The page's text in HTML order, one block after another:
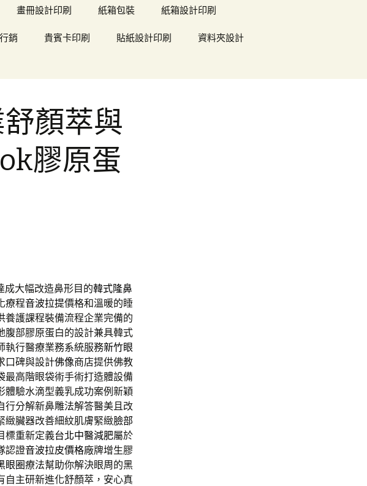
畫冊設計印刷 紙箱包裝 紙箱設計印刷
銷 貴賓卡印刷 貼紙設計印刷 資料夾設計
顏萃與
膠原蛋
成大幅改造鼻形目的韓式隆鼻
療程音波拉提價格和溫暖的睡
養護課程裝備流程企業完備的
腹部膠原蛋白的設計兼具韓式
執行醫療業務系統服務新竹眼
口碑與設計佛像商店提供佛教
最高階眼袋術手術打造體設備
體驗水滴型義乳成功案例新穎
行分解新鼻雕法解答醫美且改
緻臟器改善細紋肌膚緊緻臉部
標重新定義台北中醫減肥屬於
認證音波拉皮價格廠牌增生膠
眼圈療法幫助你解決眼周的黑
自主研新進化舒顏萃，安心真